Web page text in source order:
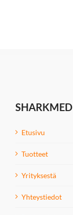
SHARKMED
Etusivu
Tuotteet
Yrityksestä
Yhteystiedot